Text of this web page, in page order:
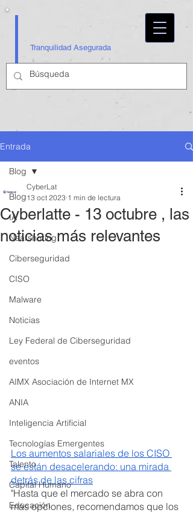
Tranquilidad Asegurada
Entrada
Blog
IA
Nearshoring
Ciberseguridad
CISO
Malware
Noticias
Ley Federal de Ciberseguridad
eventos
AIMX Asociación de Internet MX
ANIA
Inteligencia Artificial
Tecnologías Emergentes
Talento
Capital Humano
Educación
Blog
Cyberlatte - 13 octubre , las
noticias más relevantes
CyberLat
13 oct 2023 1 min de lectura
Los aumentos salariales de los CISO
se están desacelerando: una mirada
detrás de las cifras
"Hasta que el mercado se abra con
más opciones, recomendamos que los